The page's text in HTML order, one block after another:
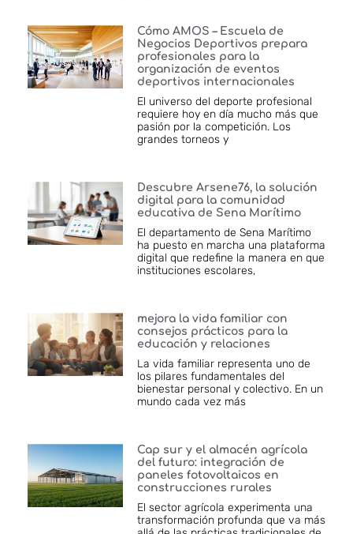
Cómo AMOS – Escuela de
Negocios Deportivos prepara
profesionales para la
organización de eventos
deportivos internacionales
El universo del deporte profesional
requiere hoy en día mucho más que
pasión por la competición. Los
grandes torneos y
Descubre Arsene76, la solución
digital para la comunidad
educativa de Sena Marítimo
El departamento de Sena Marítimo
ha puesto en marcha una plataforma
digital que redefine la manera en que
instituciones escolares,
mejora la vida familiar con
consejos prácticos para la
educación y relaciones
La vida familiar representa uno de
los pilares fundamentales del
bienestar personal y colectivo. En un
mundo cada vez más
Cap sur y el almacén agrícola
del futuro: integración de
paneles fotovoltaicos en
construcciones rurales
El sector agrícola experimenta una
transformación profunda que va más